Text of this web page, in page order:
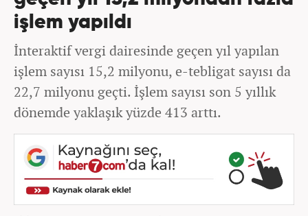
işlem yapıldı
İnteraktif vergi dairesinde geçen yıl yapılan
işlem sayısı 15,2 milyonu, e-tebligat sayısı da
22,7 milyonu geçti. İşlem sayısı son 5 yıllık
dönemde yaklaşık yüzde 413 arttı.